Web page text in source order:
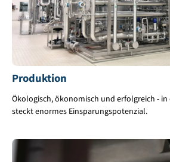
Produktion
Ökologisch, ökonomisch und erfolgreich -
steckt enormes Einsparungspotenzial.